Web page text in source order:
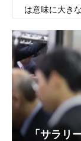
は意味に大き
「サラリ